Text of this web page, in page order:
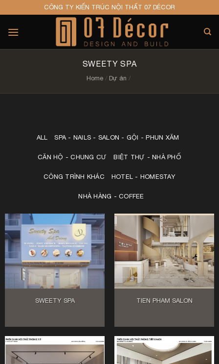
to
content
CÔNG TY KIẾN TRÚC NỘI THẤT 07 DÉCOR
SWEETY SPA
Home / Dự án /
ALL SPA - NAILS - SALON - GỘI - PHUN XĂM
CĂN HỘ - CHUNG CƯ BIỆT THỰ - NHÀ PHỐ
CÔNG TRÌNH KHÁC HOTEL - HOMESTAY
NHÀ HÀNG - COFFEE
SWEETY SPA TIEN PHAM SALON